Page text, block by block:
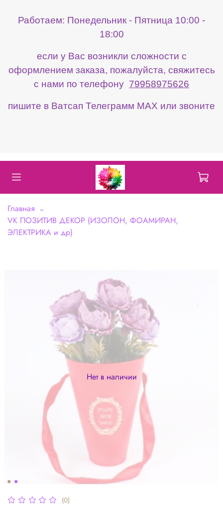
Работаем: Понедельник - Пятница 10:00 -
18:00
если у Вас возникли сложности с
оформлением заказа, пожалуйста, свяжитесь
с нами по телефону 79958975626
пишите в Ватсап Телеграмм МАХ или звоните
Главная
VK ПОЗИТИВ ДЕКОР (ИЗОЛОН, ФОАМИРАН,
ЭЛЕКТРИКА и др)
Нет в наличии
(0)